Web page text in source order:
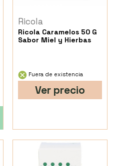
Ricola
Ricola Caramelos 50 G
Sabor Miel y Hierbas
Fuera de existencia
Ver precio